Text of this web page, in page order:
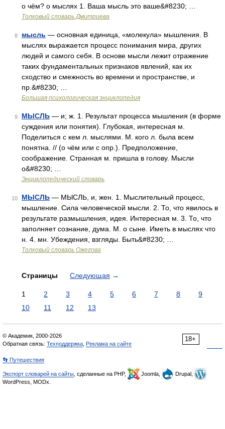
о чём? о мыслях 1. Ваша мысль это ваше&#8230; …
Толковый словарь Дмитриева
8 мысль — основная единица, «молекула» мышления. В
мыслях выражается процесс понимания мира, других
людей и самого себя. В основе мысли лежит отражение
таких фундаментальных признаков явлений, как их
сходство и смежность во времени и пространстве, и
пр.&#8230; …
Большая психологическая энциклопедия
9 МЫСЛЬ — и; ж. 1. Результат процесса мышления (в форме
суждения или понятия). Глубокая, интересная м.
Поделиться с кем л. мыслями. М. кого л. была всем
понятна. // (о чём или с опр.). Предположение,
соображение. Странная м. пришла в голову. Мысли
о&#8230; …
Энциклопедический словарь
10 МЫСЛЬ — МЫСЛЬ, и, жен. 1. Мыслительный процесс,
мышление. Сила человеческой мысли. 2. То, что явилось в
результате размышления, идея. Интересная м. 3. То, что
заполняет сознание, дума. М. о сыне. Иметь в мыслях что
н. 4. мн. Убеждения, взгляды. Быть&#8230; …
Толковый словарь Ожегова
Страницы Следующая →
1 2 3 4 5 6 7 8
9
10
11 12 13
18+
© Академик, 2000-2026
Обратная связь: Техподдержка Реклама на сайте
👣 Путешествия
Экспорт словарей на сайты , сделанные на PHP, Joomla,
Drupal,
WordPress, MODx.